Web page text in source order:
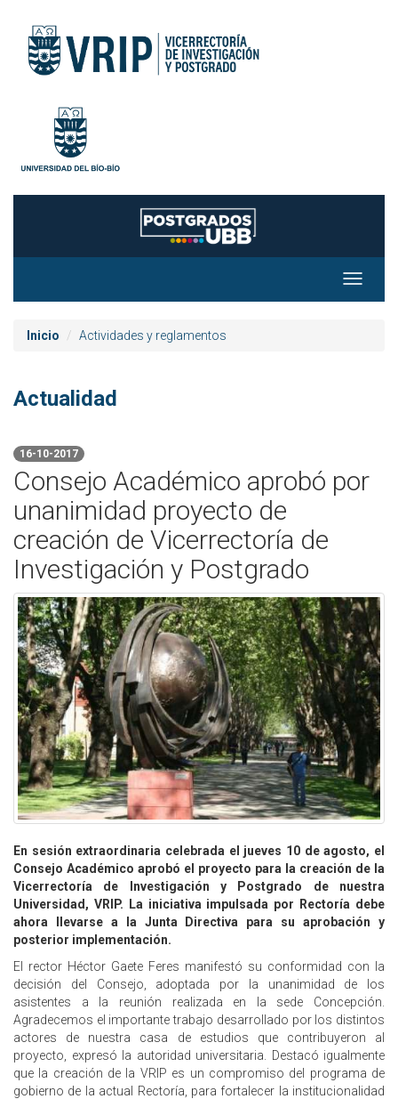
Toggle
Inicio Actividades y reglamentos
Actualidad
16-10-2017
Consejo Académico aprobó por
unanimidad proyecto de
creación de Vicerrectoría de
Investigación y Postgrado
En sesión extraordinaria celebrada el jueves 10 de agosto, el
Consejo Académico aprobó el proyecto para la creación de la
Vicerrectoría de Investigación y Postgrado de nuestra
Universidad, VRIP. La iniciativa impulsada por Rectoría debe
ahora llevarse a la Junta Directiva para su aprobación y
posterior implementación.
El rector Héctor Gaete Feres manifestó su conformidad con la
decisión del Consejo, adoptada por la unanimidad de los
asistentes a la reunión realizada en la sede Concepción.
Agradecemos el importante trabajo desarrollado por los distintos
actores de nuestra casa de estudios que contribuyeron al
proyecto, expresó la autoridad universitaria. Destacó igualmente
que la creación de la VRIP es un compromiso del programa de
gobierno de la actual Rectoría, para fortalecer la institucionalidad